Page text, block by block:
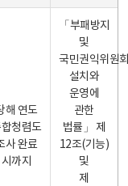
해 연도
청렴도
사 완료
시까지
「부패방지
및
국민권익위원
설치와
운영에
관한
법률」 제
12조(기능)
및
제